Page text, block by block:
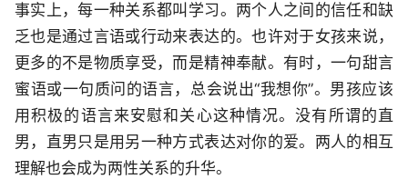
事实上，每一种关系都叫学习。两个人之间的信任和缺
乏也是通过言语或行动来表达的。也许对于女孩来说，
更多的不是物质享受，而是精神奉献。有时，一句甜言
蜜语或一句质问的语言，总会说出“我想你”。男孩应该
用积极的语言来安慰和关心这种情况。没有所谓的直
男，直男只是用另一种方式表达对你的爱。两人的相互
理解也会成为两性关系的升华。